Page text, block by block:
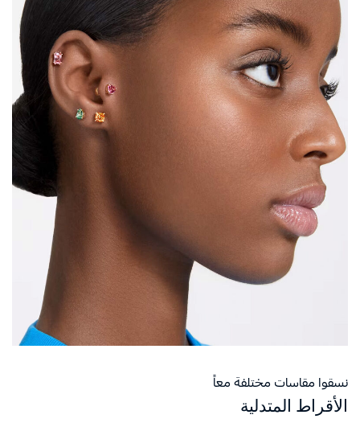
نسقوا مقاسات مختلفة معاً
الأقراط المتدلية